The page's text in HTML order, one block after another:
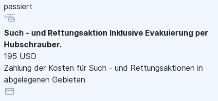
passiert
Such - und Rettungsaktion Inklusive Evakuierung per
Hubschrauber.
195 USD
Zahlung der Kosten für Such - und Rettungsaktionen in
abgelegenen Gebieten